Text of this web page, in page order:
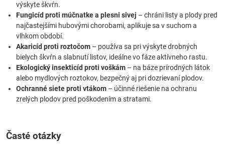
výskyte škvŕn.
Fungicíd proti múčnatke a plesni sivej – chráni listy a plody pred
najčastejšími hubovými chorobami, aplikuje sa v suchom a
vlhkom období.
Akaricíd proti roztočom – používa sa pri výskyte drobných
bielych škvŕn a slabnutí listov, ideálne vo fáze aktívneho rastu.
Ekologický insekticíd proti voškám – na báze prírodných látok
alebo mydlových roztokov, bezpečný aj pri dozrievaní plodov.
Ochranné siete proti vtákom – účinné riešenie na ochranu
zrelých plodov pred poškodením a stratami.
Časté otázky